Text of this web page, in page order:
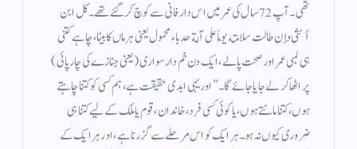
تھی۔ آپ 72 سال کی عمر میں اس دار فانی سے کوچ کر گئے تھے۔ كل ابن
أنثى وإن طالت سلامته يوماً على آلة حدباء محمول یعنی ہر ماں کا بیٹا، چاہے کتنی
ہی لمبی عمر اور صحت پا لے، ایک دن خم دار سواری (یعنی جنازے کی چارپائی)
پر اٹھا کر لے جایا جائے گا۔” اور یہی ابدی حقیقت ہے، ہم کسی کو کتنا چاہتے
ہوں، کتنا مانتے ہوں، یا کوئی کسی فرد، خاندان، قوم یا ملک کے لیے کتنا ہی
ضروری کیوں نہ ہو۔ ہر ایک کو اس مرحلے سے گزرنا ہے، اور ہر ایک کے